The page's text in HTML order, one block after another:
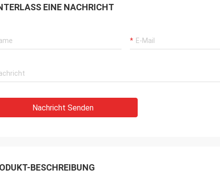
EINE NACHRICHT
Nachricht Senden
BESCHREIBUNG